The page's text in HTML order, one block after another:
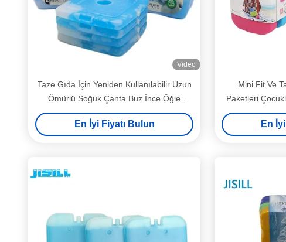
Video
Taze Gıda İçin Yeniden Kullanılabilir Uzun
Ömürlü Soğuk Çanta Buz İnce Öğle
Yemeği Jeli Buz Paketi
En İyi Fiyatı Bulun
Mini Fit Ve
Paketleri
En